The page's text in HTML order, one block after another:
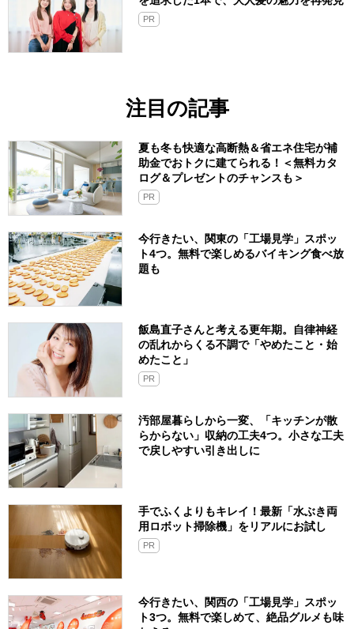
PR
注目の記事
夏も冬も快適な高断熱＆省エネ住宅が補
助金でおトクに建てられる！＜無料カタ
ログ＆プレゼントのチャンスも＞
PR
今行きたい、関東の「工場見学」スポッ
ト4つ。無料で楽しめるバイキング食べ放
題も
飯島直子さんと考える更年期。自律神経
の乱れからくる不調で「やめたこと・始
めたこと」
PR
汚部屋暮らしから一変、「キッチンが散
らからない」収納の工夫4つ。小さな工夫
で戻しやすい引き出しに
手でふくよりもキレイ！最新「水ぶき両
用ロボット掃除機」をリアルにお試し
PR
今行きたい、関西の「工場見学」スポッ
ト3つ。無料で楽しめて、絶品グルメも味